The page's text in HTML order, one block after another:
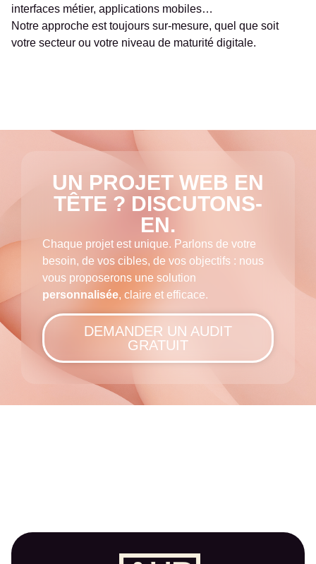
interfaces métier, applications mobiles…
Notre approche est toujours sur-mesure, quel que soit
votre secteur ou votre niveau de maturité digitale.
UN PROJET WEB EN
TÊTE ? DISCUTONS-
EN.
Chaque projet est unique. Parlons de votre
besoin, de vos cibles, de vos objectifs : nous
vous proposerons une solution
personnalisée, claire et efficace.
DEMANDER UN AUDIT
GRATUIT